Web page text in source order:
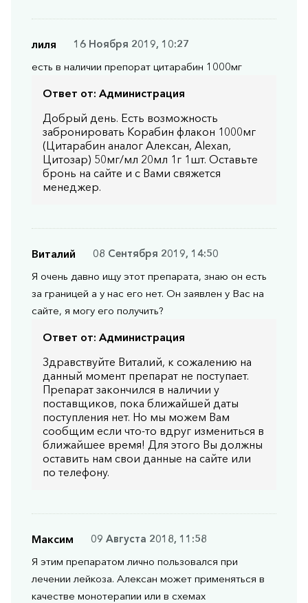
лиля
16 Ноября 2019, 10:27
есть в наличии препорат цитарабин 1000мг
Ответ от: Администрация
Добрый день. Есть возможность
забронировать Корабин флакон 1000мг
(Цитарабин аналог Алексан, Alexan,
Цитозар) 50мг/мл 20мл 1г 1шт. Оставьте
бронь на сайте и с Вами свяжется
менеджер.
Виталий
08 Сентября 2019, 14:50
Я очень давно ищу этот препарата, знаю он есть
за границей а у нас его нет. Он заявлен у Вас на
сайте, я могу его получить?
Ответ от: Администрация
Здравствуйте Виталий, к сожалению на
данный момент препарат не поступает.
Препарат закончился в наличии у
поставщиков, пока ближайшей даты
поступления нет. Но мы можем Вам
сообщим если что-то вдруг измениться в
ближайшее время! Для этого Вы должны
оставить нам свои данные на сайте или
по телефону.
Максим
09 Августа 2018, 11:58
Я этим препаратом лично пользовался при
лечении лейкоза. Алексан может применяться в
качестве монотерапии или в схемах